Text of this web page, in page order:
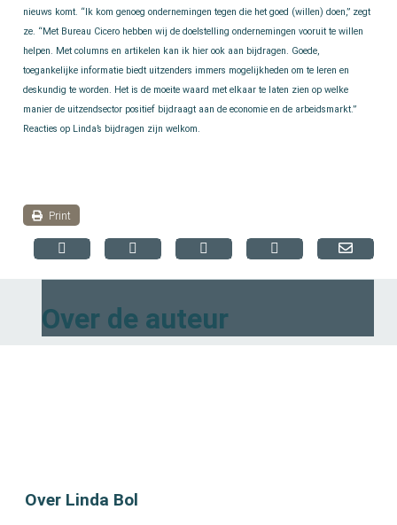
nieuws komt. “Ik kom genoeg ondernemingen tegen die het goed (willen) doen,” zegt
ze. “Met Bureau Cicero hebben wij de doelstelling ondernemingen vooruit te willen
helpen. Met columns en artikelen kan ik hier ook aan bijdragen. Goede,
toegankelijke informatie biedt uitzenders immers mogelijkheden om te leren en
deskundig te worden. Het is de moeite waard met elkaar te laten zien op welke
manier de uitzendsector positief bijdraagt aan de economie en de arbeidsmarkt.”
Reacties op Linda’s bijdragen zijn welkom.
Print
Over de auteur
Over Linda Bol